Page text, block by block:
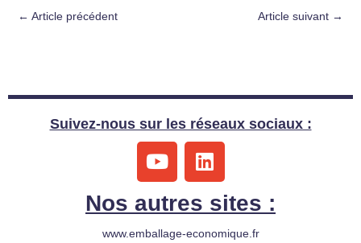
← Article précédent Article suivant →
Suivez-nous sur les réseaux sociaux :
Y
o
u
t
u
L
i
k
e
Nos autres sites :
www.emballage-economique.fr